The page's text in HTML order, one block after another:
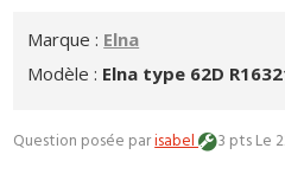
Marque : Elna
Modèle : Elna type 62D
Question posée parisabel 3 ptsLe